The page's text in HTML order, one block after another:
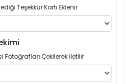
Teşekkür Kartı Eklenir
Fotoğrafları Çekilerek İletilir